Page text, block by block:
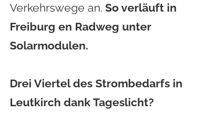
Verkehrswege an. So verläuft in
Freiburg en Radweg unter
Solarmodulen.
Drei Viertel des Strombedarfs in
Leutkirch dank Tageslicht?